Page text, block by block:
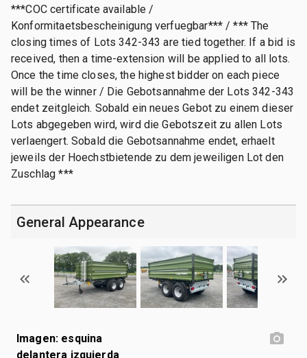
***COC certificate available /
Konformitaetsbescheinigung verfuegbar*** / *** The
closing times of Lots 342-343 are tied together. If a bid is
received, then a time-extension will be applied to all lots.
Once the time closes, the highest bidder on each piece
will be the winner / Die Gebotsannahme der Lots 342-343
endet zeitgleich. Sobald ein neues Gebot zu einem dieser
Lots abgegeben wird, wird die Gebotszeit zu allen Lots
verlaengert. Sobald die Gebotsannahme endet, erhaelt
jeweils der Hoechstbietende zu dem jeweiligen Lot den
Zuschlag ***
General Appearance
Imagen: esquina
delantera izquierda